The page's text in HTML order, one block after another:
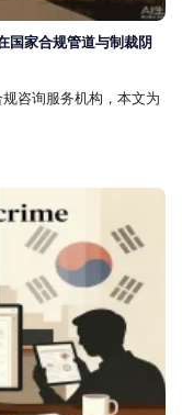
国家合规管道与制裁阴
咨询服务机构，本文为